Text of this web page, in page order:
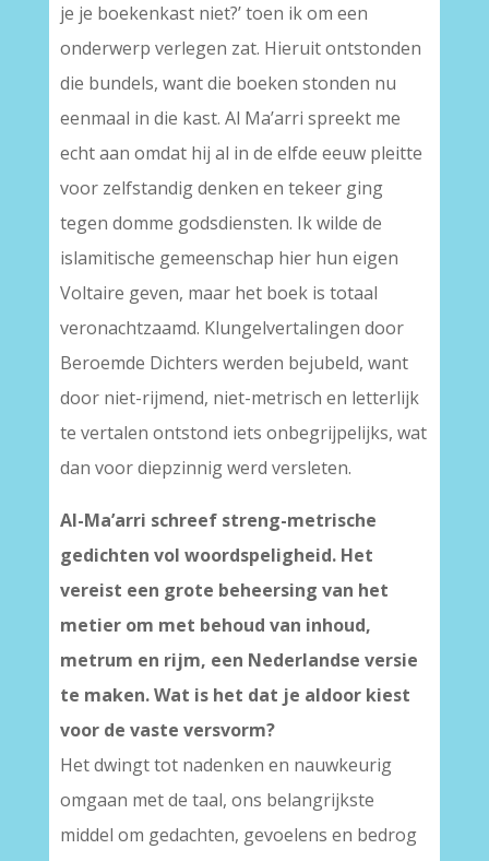
je je boekenkast niet?’ toen ik om een
onderwerp verlegen zat. Hieruit ontstonden
die bundels, want die boeken stonden nu
eenmaal in die kast. Al Ma’arri spreekt me
echt aan omdat hij al in de elfde eeuw pleitte
voor zelfstandig denken en tekeer ging
tegen domme godsdiensten. Ik wilde de
islamitische gemeenschap hier hun eigen
Voltaire geven, maar het boek is totaal
veronachtzaamd. Klungelvertalingen door
Beroemde Dichters werden bejubeld, want
door niet-rijmend, niet-metrisch en letterlijk
te vertalen ontstond iets onbegrijpelijks, wat
dan voor diepzinnig werd versleten.
Al-Ma’arri schreef streng-metrische
gedichten vol woordspeligheid. Het
vereist een grote beheersing van het
metier om met behoud van inhoud,
metrum en rijm, een Nederlandse versie
te maken. Wat is het dat je aldoor kiest
voor de vaste versvorm?
Het dwingt tot nadenken en nauwkeurig
omgaan met de taal, ons belangrijkste
middel om gedachten, gevoelens en bedrog